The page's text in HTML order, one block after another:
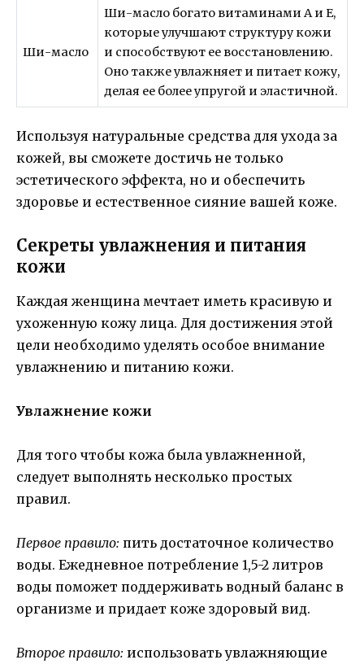
Ши-масло
Ши-масло богато витаминами А и Е,
которые улучшают структуру кожи
и способствуют ее восстановлению.
Оно также увлажняет и питает кожу,
делая ее более упругой и эластичной.
Используя натуральные средства для ухода за
кожей, вы сможете достичь не только
эстетического эффекта, но и обеспечить
здоровье и естественное сияние вашей коже.
Секреты увлажнения и питания
кожи
Каждая женщина мечтает иметь красивую и
ухоженную кожу лица. Для достижения этой
цели необходимо уделять особое внимание
увлажнению и питанию кожи.
Увлажнение кожи
Для того чтобы кожа была увлажненной,
следует выполнять несколько простых
правил.
Первое правило: пить достаточное количество
воды. Ежедневное потребление 1,5-2 литров
воды поможет поддерживать водный баланс в
организме и придает коже здоровый вид.
Второе правило: использовать увлажняющие